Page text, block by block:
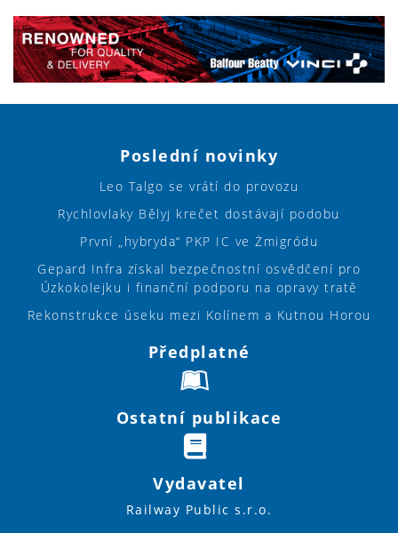
Poslední novinky
Leo Talgo se vrátí do provozu
Rychlovlaky Bělyj krečet dostávají podobu
První „hybryda“ PKP IC ve Żmigródu
Gepard Infra získal bezpečnostní osvědčení pro
Úzkokolejku i finanční podporu na opravy tratě
Rekonstrukce úseku mezi Kolínem a Kutnou Horou
Předplatné
Ostatní publikace
Vydavatel
Railway Public s.r.o.